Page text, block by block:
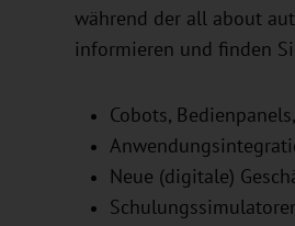
während der all about
informieren und finden
Cobots,
Neue (digitale)